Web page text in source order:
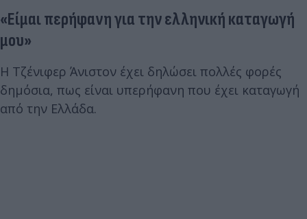
«Είμαι περήφανη για την ελληνική καταγωγή
μου»
Η Τζένιφερ Άνιστον έχει δηλώσει πολλές φορές
δημόσια, πως είναι υπερήφανη που έχει καταγωγή
από την Ελλάδα.